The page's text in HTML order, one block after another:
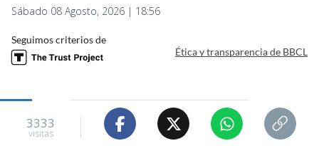
Sábado 08 Agosto, 2026 | 18:56
Seguimos criterios de
Ética y transparencia de BBCL
3333
visitas